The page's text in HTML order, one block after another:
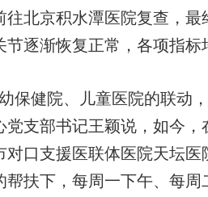
往北京积水潭医院复查，
节逐渐恢复正常，各项指标
健院、儿童医院的联动，
党支部书记王颖说，如今
对口支援医联体医院天坛
帮扶下，每周一下午、每